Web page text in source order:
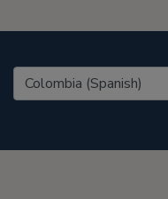
United States (EN)